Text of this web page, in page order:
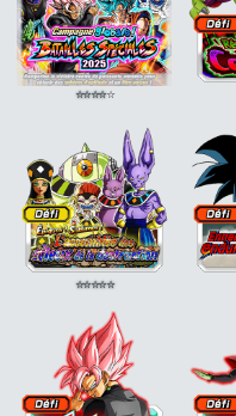
⭐⭐⭐⭐⭐
⭐⭐⭐⭐⭐